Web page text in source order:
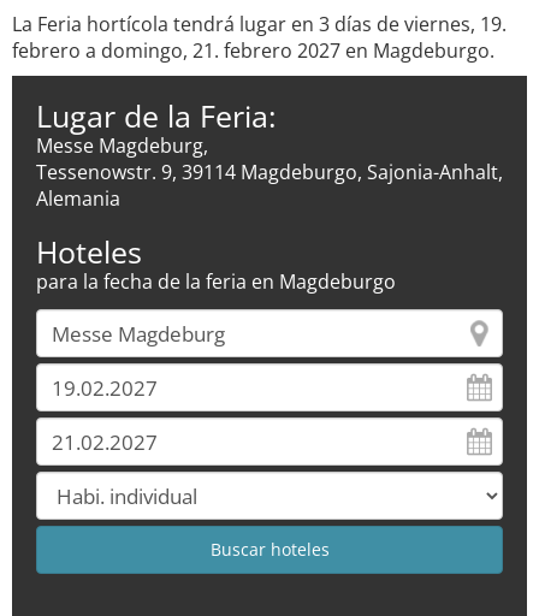
La Feria hortícola tendrá lugar en 3 días de viernes, 19.
febrero a domingo, 21. febrero 2027 en Magdeburgo.
Lugar de la Feria:
Messe Magdeburg,
Tessenowstr. 9, 39114 Magdeburgo, Sajonia-Anhalt,
Alemania
Hoteles
para la fecha de la feria en Magdeburgo